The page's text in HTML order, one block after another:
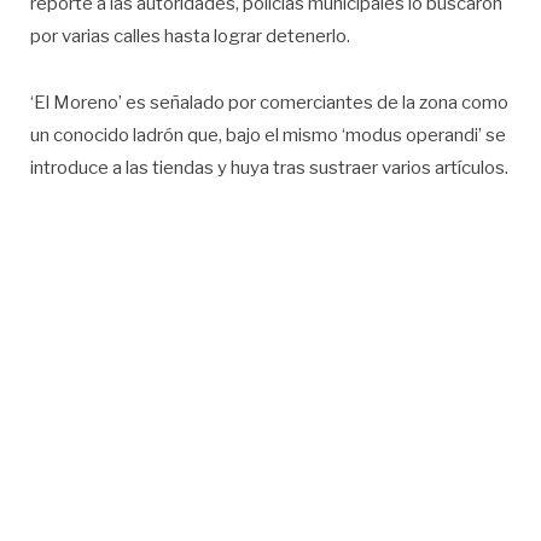
por varias calles hasta lograr detenerlo.
‘El Moreno’ es señalado por comerciantes de la zona como
un conocido ladrón que, bajo el mismo ‘modus operandi’ se
introduce a las tiendas y huya tras sustraer varios artículos.